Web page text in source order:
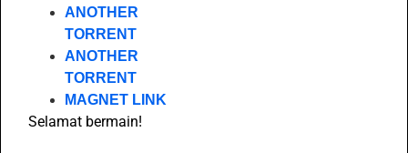
ANOTHER
TORRENT
ANOTHER
TORRENT
MAGNET LINK
Selamat bermain!